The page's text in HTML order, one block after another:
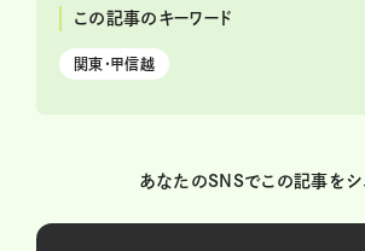
この記事のキーワード
関東・甲信越
あなたのSNSでこの記事をシ